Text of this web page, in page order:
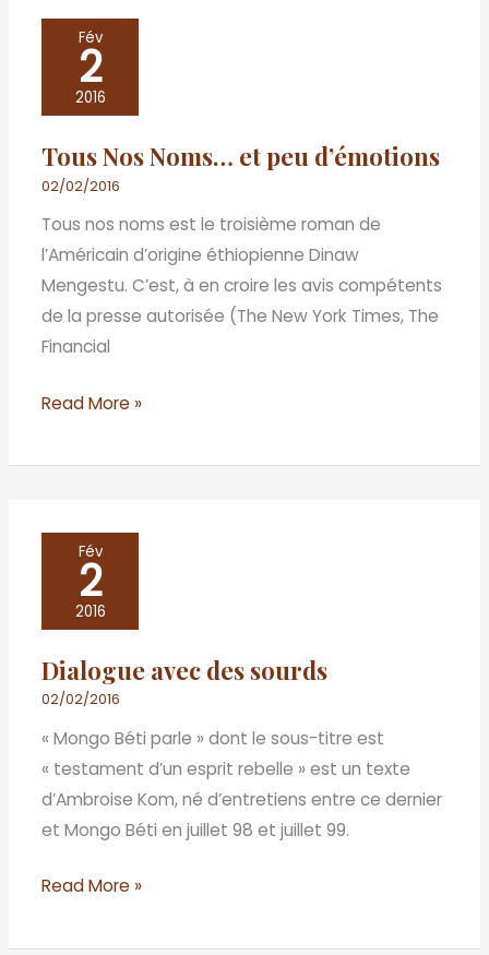
Fév
2
2016
Tous Nos Noms… et peu d’émotions
02/02/2016
Tous nos noms est le troisième roman de
l’Américain d’origine éthiopienne Dinaw
Mengestu. C’est, à en croire les avis compétents
de la presse autorisée (The New York Times, The
Financial
Tous
Noms…
peu
d’émotions
Read More »
Fév
2
2016
Dialogue avec des sourds
02/02/2016
« Mongo Béti parle » dont le sous-titre est
« testament d’un esprit rebelle » est un texte
d’Ambroise Kom, né d’entretiens entre ce dernier
et Mongo Béti en juillet 98 et juillet 99.
Dialogue
avec
Read More »